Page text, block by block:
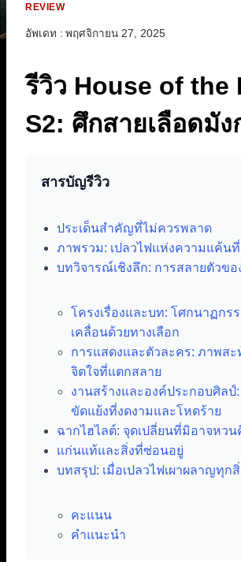
REVIEW
อัพเดท : พฤศจิกายน 27, 2025
รีวิว House of the
S2: ศึกสายเลือดมัง
สารบัญรีวิว
ประเด็นสำคัญที่ไม่ควรพลาด
ภาพรวม: เปลวไฟแห่งความแค้น
บทวิจารณ์เชิงลึก: การสลายตัวข
โครงเรื่องและบท: โศกนาฏกร
เคลื่อนด้วยทางเลือก
การแสดงและตัวละคร: ภาพส
จิตใจที่แตกสลาย
งานสร้างและองค์ประกอบศิลป์
ขัดแย้งที่งดงามและโหดร้าย
ฉากไฮไลต์: จุดเปลี่ยนที่มิอาจหว
แก่นแท้และสิ่งที่ซ่อนอยู่
บทสรุป: เมื่อเปลวไฟเผาผลาญทุกสิ่
คะแนน
คำแนะนำ